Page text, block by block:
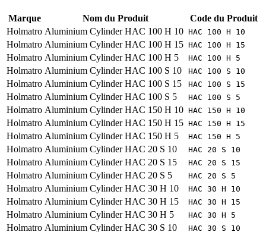
Marque Nom du Produit
Code du Produit
Holmatro Aluminium Cylinder HAC 100 H 10 HAC 100 H 10
Holmatro Aluminium Cylinder HAC 100 H 15 HAC 100 H 15
Holmatro Aluminium Cylinder HAC 100 H 5 HAC 100 H 5
Holmatro Aluminium Cylinder HAC 100 S 10 HAC 100 S 10
Holmatro Aluminium Cylinder HAC 100 S 15 HAC 100 S 15
Holmatro Aluminium Cylinder HAC 100 S 5 HAC 100 S 5
Holmatro Aluminium Cylinder HAC 150 H 10 HAC 150 H 10
Holmatro Aluminium Cylinder HAC 150 H 15 HAC 150 H 15
Holmatro Aluminium Cylinder HAC 150 H 5 HAC 150 H 5
Holmatro Aluminium Cylinder HAC 20 S 10 HAC 20 S 10
Holmatro Aluminium Cylinder HAC 20 S 15 HAC 20 S 15
Holmatro Aluminium Cylinder HAC 20 S 5 HAC 20 S 5
Holmatro Aluminium Cylinder HAC 30 H 10 HAC 30 H 10
Holmatro Aluminium Cylinder HAC 30 H 15 HAC 30 H 15
Holmatro Aluminium Cylinder HAC 30 H 5 HAC 30 H 5
Holmatro Aluminium Cylinder HAC 30 S 10 HAC 30 S 10